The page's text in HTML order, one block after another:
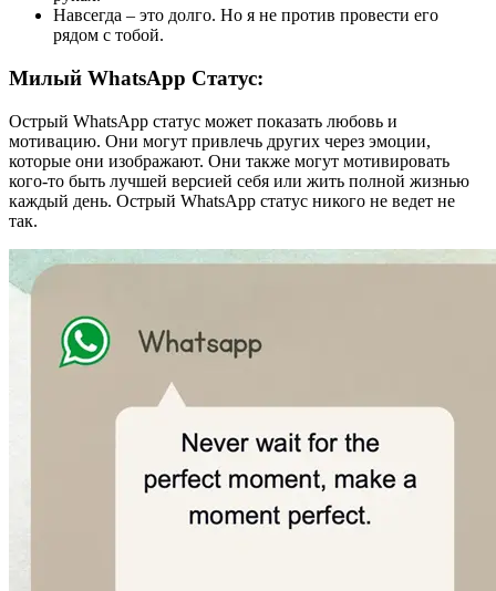
Навсегда – это долго. Но я не против провести его
рядом с тобой.
Милый WhatsApp Статус:
Острый WhatsApp статус может показать любовь и
мотивацию. Они могут привлечь других через эмоции,
которые они изображают. Они также могут мотивировать
кого-то быть лучшей версией себя или жить полной жизнью
каждый день. Острый WhatsApp статус никого не ведет не
так.